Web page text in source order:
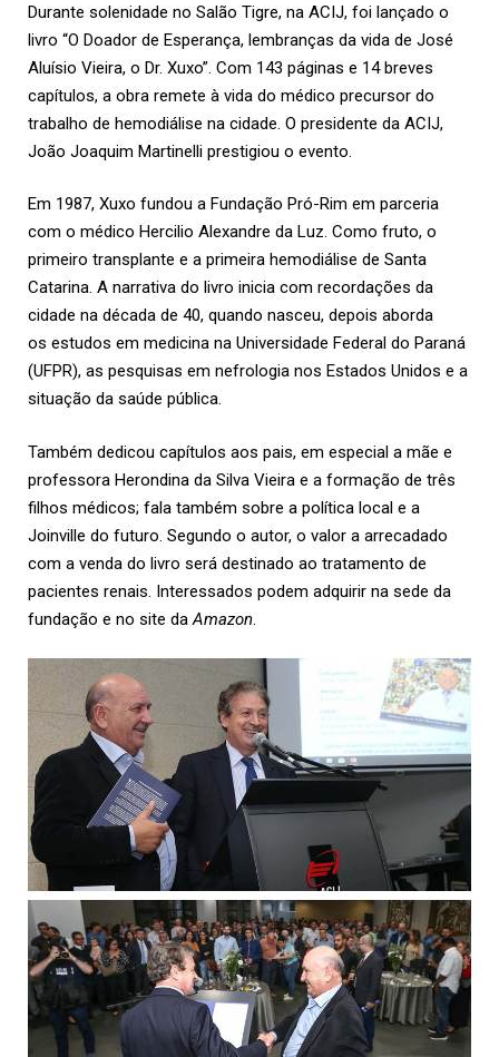
Durante solenidade no Salão Tigre, na ACIJ, foi lançado o
livro “O Doador de Esperança, lembranças da vida de José
Aluísio Vieira, o Dr. Xuxo”. Com 143 páginas e 14 breves
capítulos, a obra remete à vida do médico precursor do
trabalho de hemodiálise na cidade. O presidente da ACIJ,
João Joaquim Martinelli prestigiou o evento.
Em 1987, Xuxo fundou a Fundação Pró-Rim em parceria
com o médico Hercilio Alexandre da Luz. Como fruto, o
primeiro transplante e a primeira hemodiálise de Santa
Catarina. A narrativa do livro inicia com recordações da
cidade na década de 40, quando nasceu, depois aborda
os estudos em medicina na Universidade Federal do Paraná
(UFPR), as pesquisas em nefrologia nos Estados Unidos e a
situação da saúde pública.
Também dedicou capítulos aos pais, em especial a mãe e
professora Herondina da Silva Vieira e a formação de três
filhos médicos; fala também sobre a política local e a
Joinville do futuro. Segundo o autor, o valor a arrecadado
com a venda do livro será destinado ao tratamento de
pacientes renais. Interessados podem adquirir na sede da
fundação e no site daAmazon.